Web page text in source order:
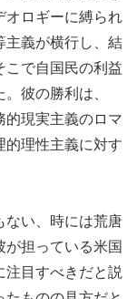
オロギーに縛られ
主義が横行し、結
こで自国民の利益
彼の勝利は、
的現実主義のロマ
的理性主義に対す
ない、時には荒唐
担っている米国
注目すべきだと説